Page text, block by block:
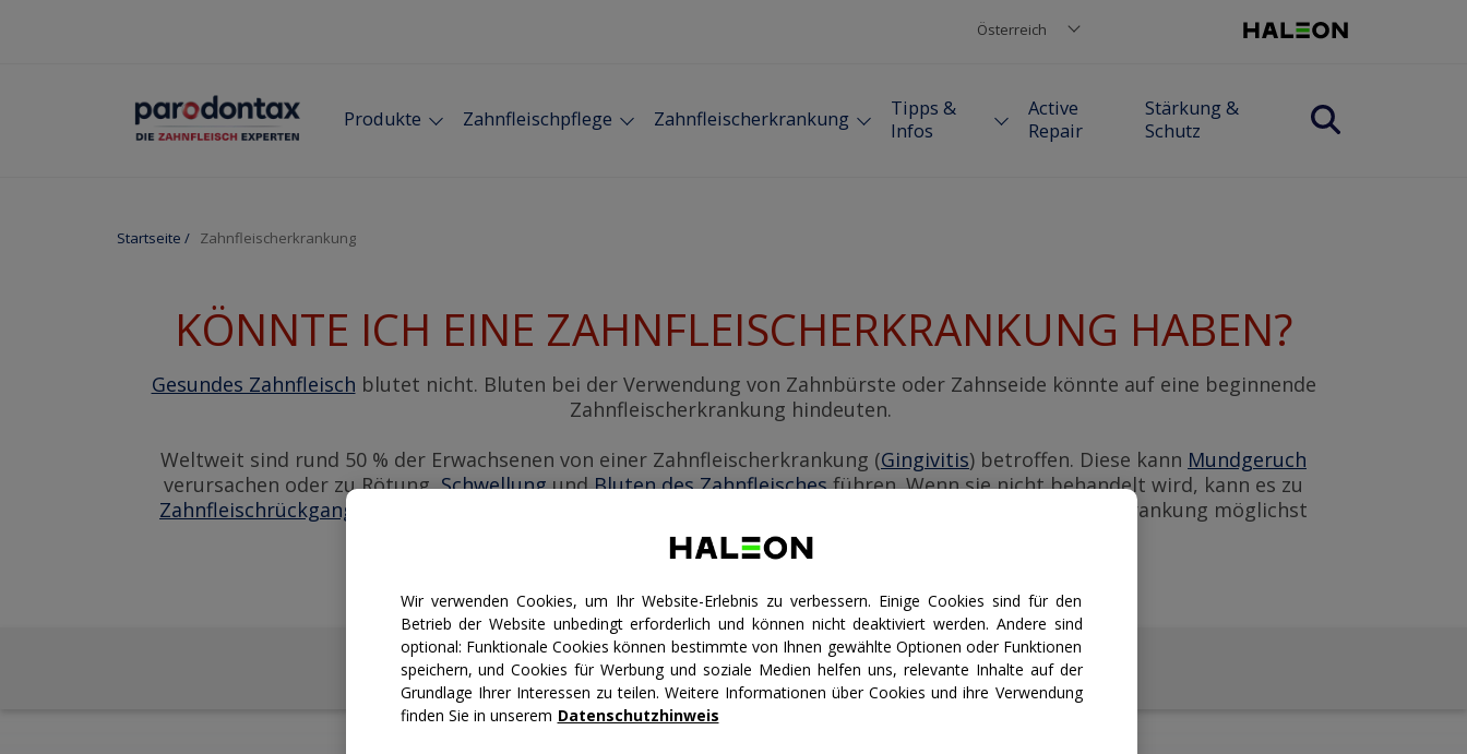
Produkte Zahnfleischpflege Zahnfleischerkrankung
Tipps &
Infos
Active
Repair
Stärkung &
Schutz
Österreich
Startseite / Zahnfleischerkrankung
KÖNNTE ICH EINE ZAHNFLEISCHERKRANKUNG HABEN?
Gesundes Zahnfleisch blutet nicht. Bluten bei der Verwendung von Zahnbürste oder Zahnseide könnte auf eine beginnende
Zahnfleischerkrankung hindeuten.
Weltweit sind rund 50 % der Erwachsenen von einer Zahnfleischerkrankung (Gingivitis) betroffen. Diese kann Mundgeruch
verursachen oder zu Rötung,SchwellungundBluten des Zahnfleischesführen. Wenn sie nicht behandelt wird, kann es zu
Zahnfleischrückgang
kommen. Deshalb ist es wichtig, einer Zahnfleischerkrankung möglichst
frühzeitig und wirksam vorzubeugen.
Alle Artikel Symptome Ursachen Stadien
Wir verwenden Cookies, um Ihr Website-Erlebnis zu verbessern. Einige Cookies sind für den
Betrieb der Website unbedingt erforderlich und können nicht deaktiviert werden. Andere sind
optional: Funktionale Cookies können bestimmte von Ihnen gewählte Optionen oder Funktionen
speichern, und Cookies für Werbung und soziale Medien helfen uns, relevante Inhalte auf der
Grundlage Ihrer Interessen zu teilen. Weitere Informationen über Cookies und ihre Verwendung
finden Sie in unserem Datenschutzhinweis